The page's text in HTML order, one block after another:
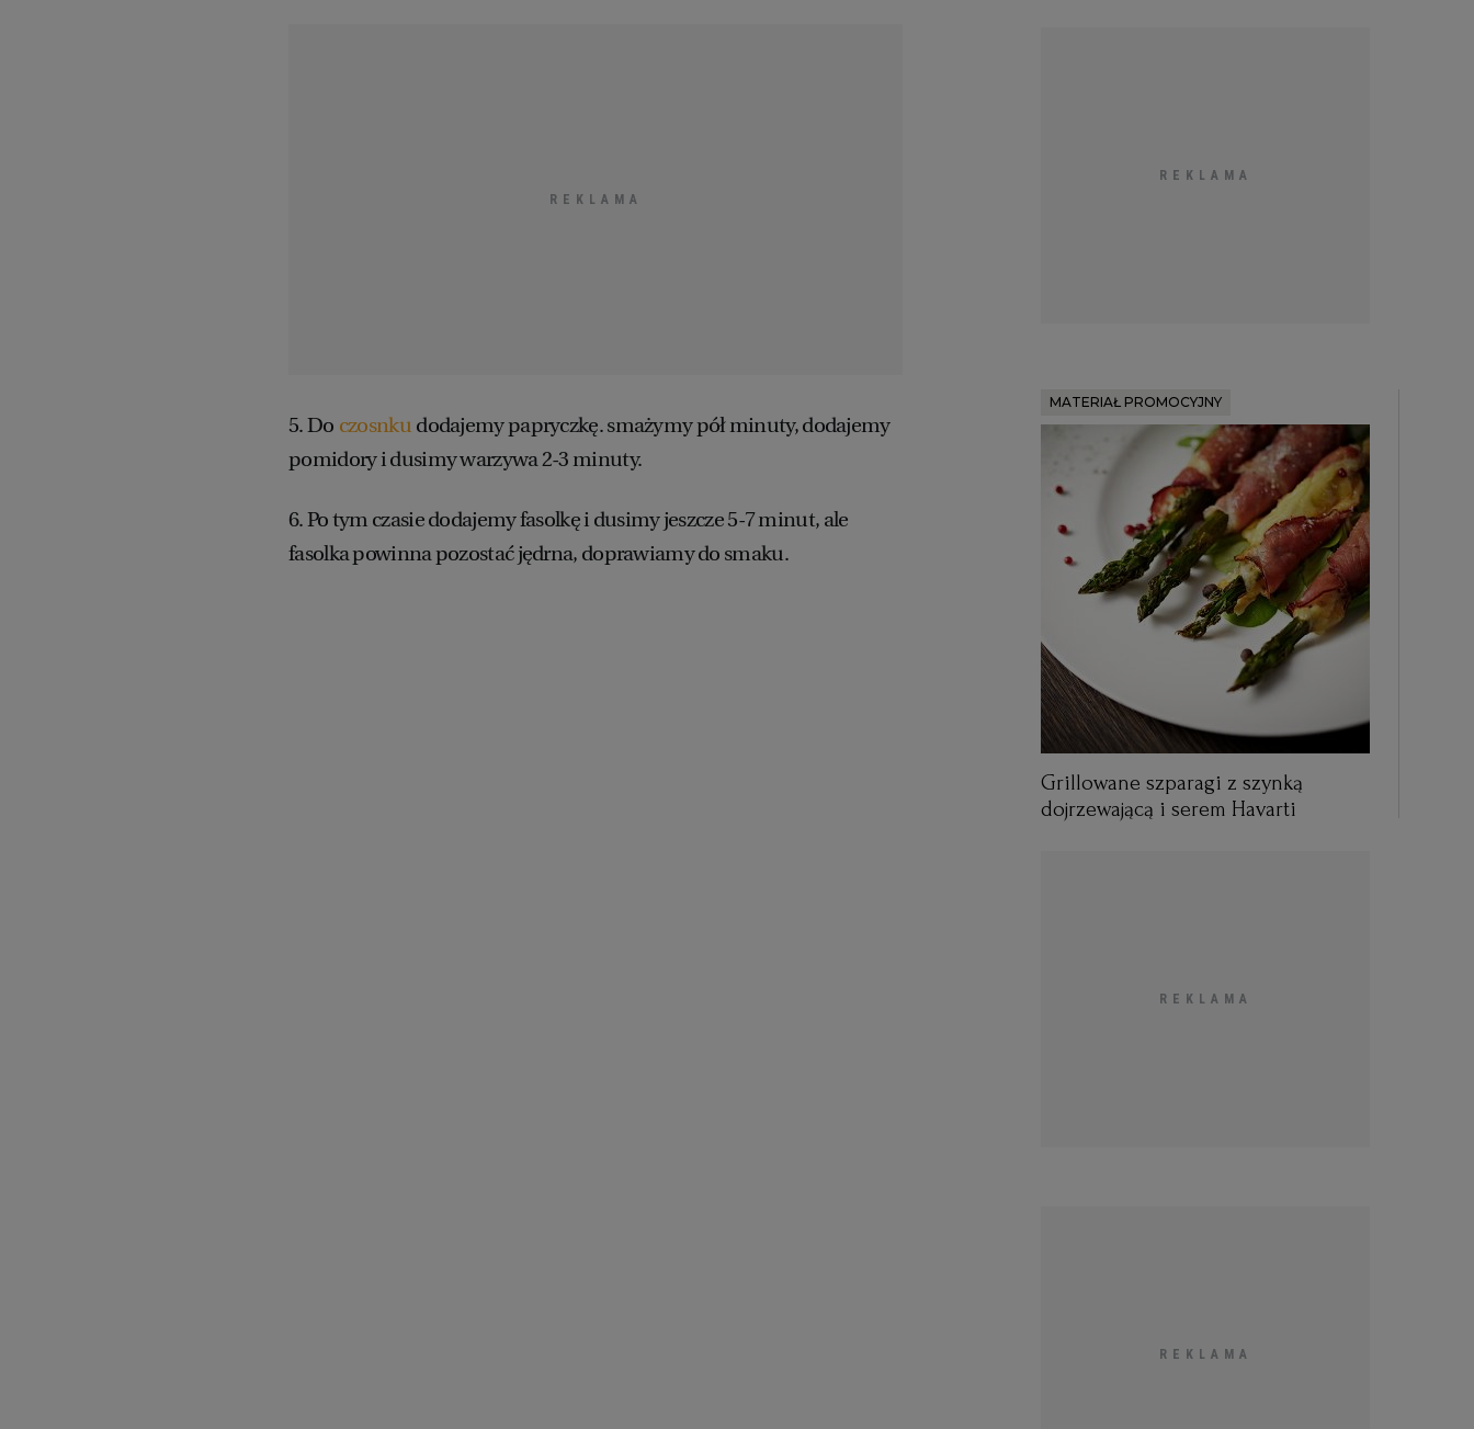
5. Do czosnku dodajemy papryczkę. smażymy pół minuty, dodajemy
pomidory i dusimy warzywa 2-3 minuty.
6. Po tym czasie dodajemy fasolkę i dusimy jeszcze 5-7 minut, ale
fasolka powinna pozostać jędrna, doprawiamy do smaku.
MATERIAŁ PROMOCYJNY
Grillowane szparagi z szynką
dojrzewającą i serem Havarti